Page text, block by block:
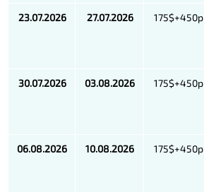
23.07.2026 27.07.2026 175$+450р
30.07.2026 03.08.2026 175$+450р
06.08.2026 10.08.2026 175$+450р